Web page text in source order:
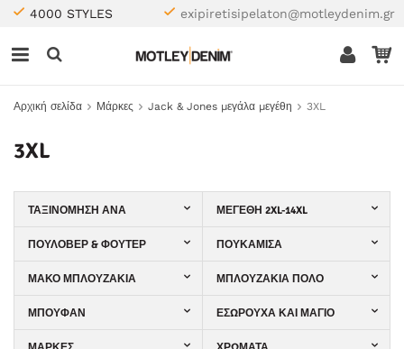
4000 STYLES exipiretisipelaton@motleydenim.gr
Αρχική σελίδα Μάρκες Jack & Jones μεγάλα μεγέθη 3XL
3XL
ΤΑΞΙΝΌΜΗΣΗ ΑΝΆ ΜΕΓΈΘΗ 2XL-14XL
ΠΟΥΛΌΒΕΡ & ΦΟΎΤΕΡ ΠΟΥΚΆΜΙΣΑ
ΜΑΚΌ ΜΠΛΟΥΖΆΚΙΑ ΜΠΛΟΥΖΆΚΙΑ ΠΌΛΟ
ΜΠΟΥΦΆΝ ΕΣΏΡΟΥΧΑ ΚΑΙ ΜΑΓΙΌ